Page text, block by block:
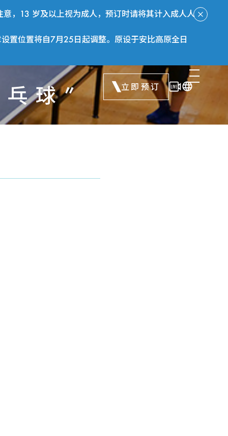
，13 岁及以上视为成人，预订时请将其计入成人人
置位置将自7月25日起调整。原设于安比高原全日
立即预订
乓球”